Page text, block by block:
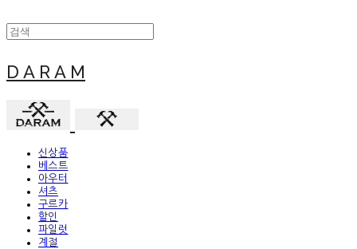
D A R A M
신상품
베스트
아우터
셔츠
구르카
할인
파일럿
계절